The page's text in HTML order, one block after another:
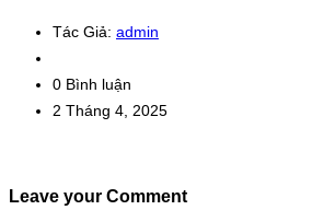
Tác Giả: admin
0 Bình luận
2 Tháng 4, 2025
Leave your Comment